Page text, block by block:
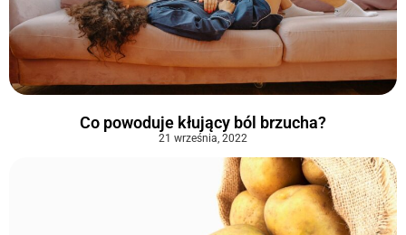
Co powoduje kłujący ból brzucha?
21 września, 2022